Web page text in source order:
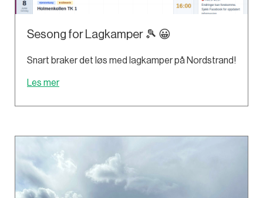
Sesong for Lagkamper 🎾 😀
Snart braker det løs med lagkamper på Nordstrand!
Les mer